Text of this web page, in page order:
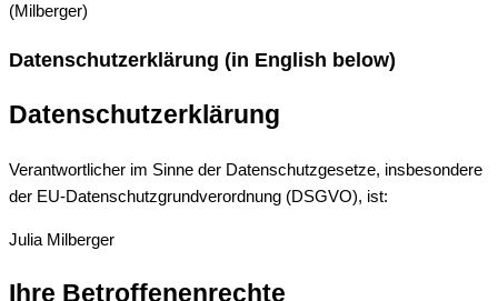
(Milberger)
Datenschutzerklärung (in English below)
Datenschutzerklärung
Verantwortlicher im Sinne der Datenschutzgesetze, insbesondere
der EU-Datenschutzgrundverordnung (DSGVO), ist:
Julia Milberger
Ihre Betroffenenrechte